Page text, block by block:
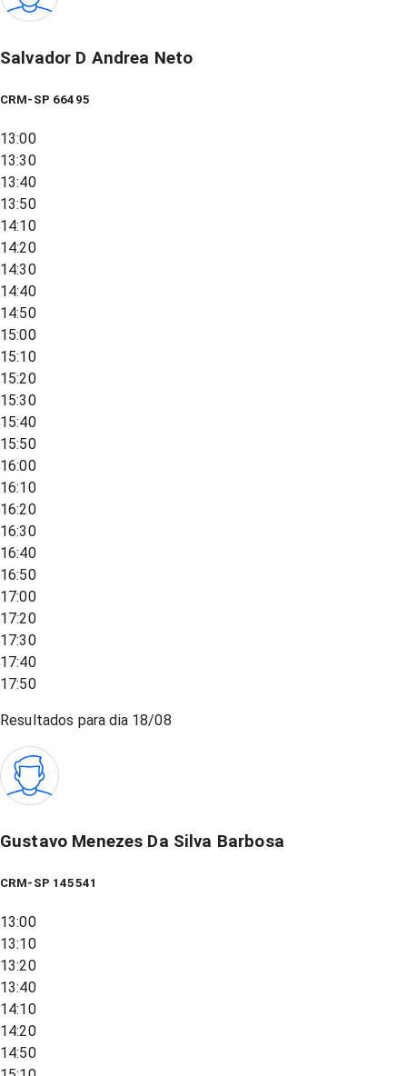
Salvador D Andrea Neto
CRM-SP 66495
13:00
13:30
13:40
13:50
14:10
14:20
14:30
14:40
14:50
15:00
15:10
15:20
15:30
15:40
15:50
16:00
16:10
16:20
16:30
16:40
16:50
17:00
17:20
17:30
17:40
17:50
Resultados para dia 18/08
Gustavo Menezes Da Silva Barbosa
CRM-SP 145541
13:00
13:10
13:20
13:40
14:10
14:20
14:50